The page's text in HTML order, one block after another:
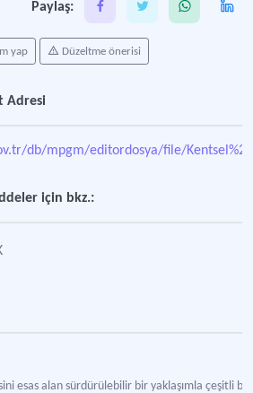
Paylaş:
yap Düzeltme önerisi
Adresi
db/mpgm/editordosya/file/
için bkz.:
esas alan sürdürülebilir bir yaklaşımla çeşitli